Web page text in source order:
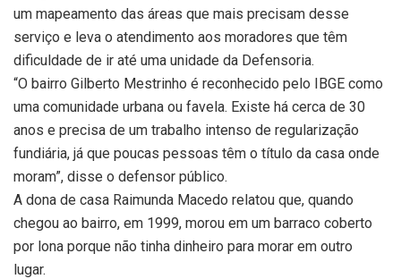
um mapeamento das áreas que mais precisam desse
serviço e leva o atendimento aos moradores que têm
dificuldade de ir até uma unidade da Defensoria.
“O bairro Gilberto Mestrinho é reconhecido pelo IBGE como
uma comunidade urbana ou favela. Existe há cerca de 30
anos e precisa de um trabalho intenso de regularização
fundiária, já que poucas pessoas têm o título da casa onde
moram”, disse o defensor público.
A dona de casa Raimunda Macedo relatou que, quando
chegou ao bairro, em 1999, morou em um barraco coberto
por lona porque não tinha dinheiro para morar em outro
lugar.